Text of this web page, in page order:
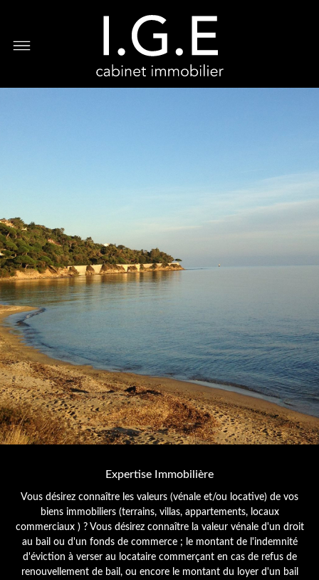
Expertise Immobilière
Vous désirez connaître les valeurs (vénale et/ou locative) de vos
biens immobiliers (terrains, villas, appartements, locaux
commerciaux ) ? Vous désirez connaître la valeur vénale d'un droit
au bail ou d'un fonds de commerce ; le montant de l'indemnité
d'éviction à verser au locataire commerçant en cas de refus de
renouvellement de bail, ou encore le montant du loyer d'un bail